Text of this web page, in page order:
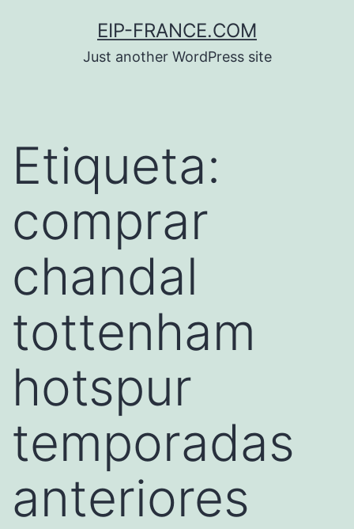
EIP-FRANCE.COM
Just another WordPress site
Etiqueta:
comprar
chandal
tottenham
hotspur
temporadas
anteriores